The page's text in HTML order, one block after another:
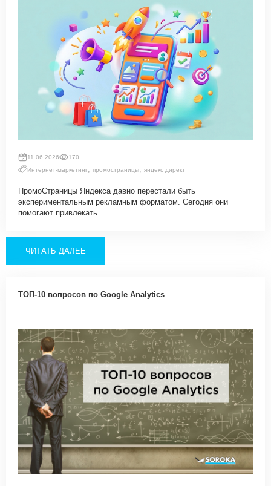
11.06.2026
170
Интернет-маркетинг, промостраницы, яндекс директ
ПромоСтраницы Яндекса давно перестали быть
экспериментальным рекламным форматом. Сегодня они
помогают привлекать...
ЧИТАТЬ ДАЛЕЕ
ТОП-10 вопросов по Google Analytics